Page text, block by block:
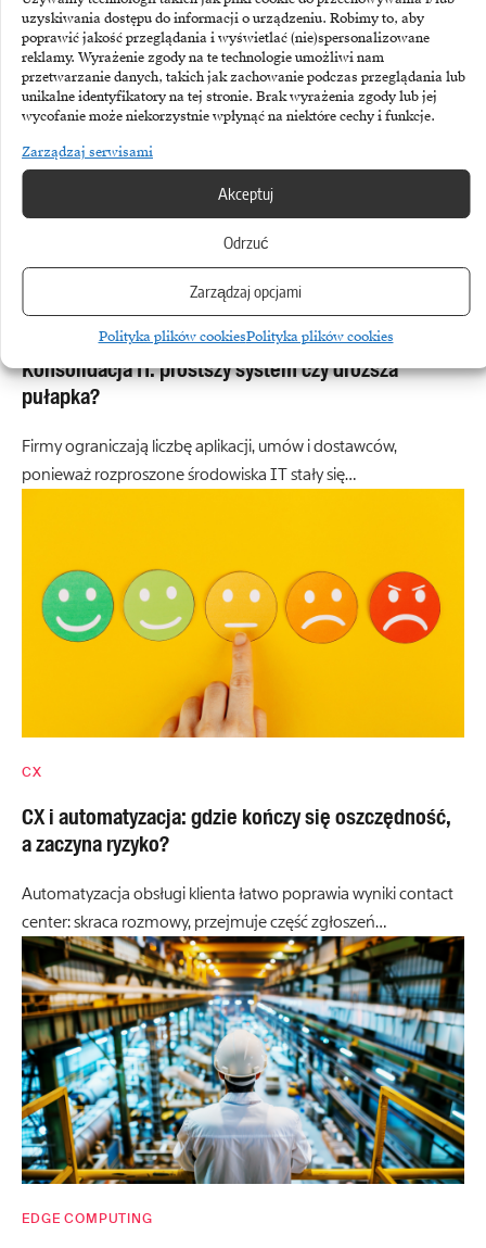
uzyskiwania dostępu do informacji o urządzeniu. Robimy to, aby
poprawić jakość przeglądania i wyświetlać (nie)spersonalizowane
reklamy. Wyrażenie zgody na te technologie umożliwi nam
przetwarzanie danych, takich jak zachowanie podczas przeglądania lub
unikalne identyfikatory na tej stronie. Brak wyrażenia zgody lub jej
wycofanie może niekorzystnie wpłynąć na niektóre cechy i funkcje.
Zarządzaj serwisami
Akceptuj
Odrzuć
Zarządzaj opcjami
Polityka plików cookiesPolityka plików cookies
o wartości 10 mld dolarów z…
Konsolidacja IT: prostszy system czy droższa
pułapka?
Firmy ograniczają liczbę aplikacji, umów i dostawców,
ponieważ rozproszone środowiska IT stały się…
CX
CX i automatyzacja: gdzie kończy się oszczędność,
a zaczyna ryzyko?
Automatyzacja obsługi klienta łatwo poprawia wyniki contact
center: skraca rozmowy, przejmuje część zgłoszeń…
EDGE COMPUTING